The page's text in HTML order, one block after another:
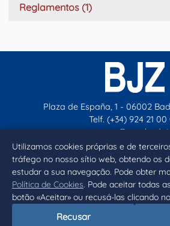
Utilizamos cookies próprias e de
tráfego no nosso sítio web, obtendo os
estudar a sua navegação. Pode obter
Política de Cookies. Pode aceitar todas
botão «Aceitar» ou recusá-las clicando
Recusar
Reglamentos (1)
Plaza de España, 1 - 06002
Telf. (+34) 924 21 00
Facebook
X
Inicio Aviso legal Privacidad
Declaración de